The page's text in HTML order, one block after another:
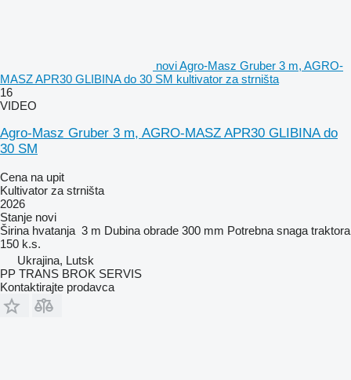
novi Agro-Masz Gruber 3 m, AGRO-
MASZ APR30 GLIBINA do 30 SM kultivator za strništa
16
VIDEO
Agro-Masz Gruber 3 m, AGRO-MASZ APR30 GLIBINA do
30 SM
Cena na upit
Kultivator za strništa
2026
Stanje novi
Širina hvatanja 3 m Dubina obrade 300 mm Potrebna snaga traktora
150 k.s.
Ukrajina, Lutsk
PP TRANS BROK SERVIS
Kontaktirajte prodavca